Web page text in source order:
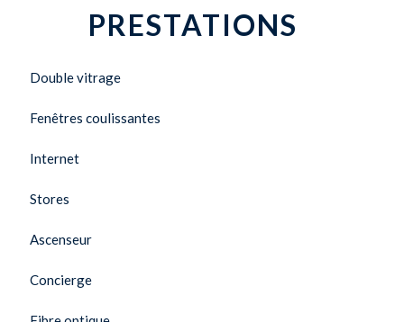
PRESTATIONS
Double vitrage
Fenêtres coulissantes
Internet
Stores
Ascenseur
Concierge